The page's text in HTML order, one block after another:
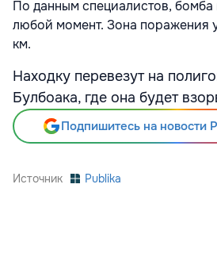
По данным специалистов, бомба
любой момент. Зона поражения
км.
Находку перевезут на
Булбоака, где она будет
Подпишитесь на новости
Источник Publika